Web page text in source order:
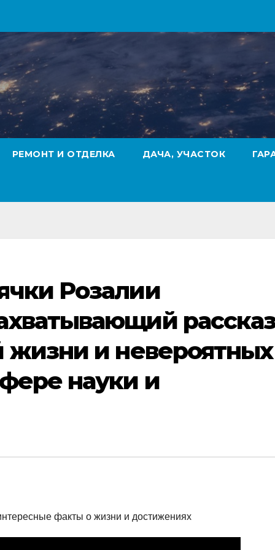
РЕМОНТ И ОТДЕЛКА ДАЧА, УЧАСТОК
Розалии
жизни и невероятных
науки и